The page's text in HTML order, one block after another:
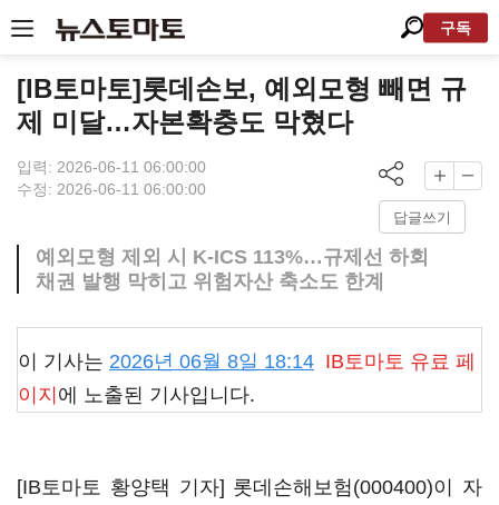
구독
[IB토마토]롯데손보, 예외모형 빼면 규
제 미달…자본확충도 막혔다
입력: 2026-06-11 06:00:00
수정: 2026-06-11 06:00:00
답글쓰기
예외모형 제외 시 K-ICS 113%…규제선 하회
채권 발행 막히고 위험자산 축소도 한계
이 기사는 2026년 06월 8일 18:14 IB토마토 유료 페
이지 에 노출된 기사입니다.
[IB토마토 황양택 기자] 롯데손해보험(000400)이 자